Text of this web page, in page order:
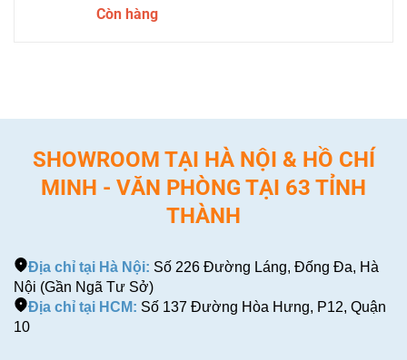
Còn hàng
SHOWROOM TẠI HÀ NỘI & HỒ CHÍ
MINH - VĂN PHÒNG TẠI 63 TỈNH
THÀNH
Địa chỉ tại Hà Nội: Số 226 Đường Láng, Đống Đa, Hà
Nội (Gần Ngã Tư Sở)
Địa chỉ tại HCM: Số 137 Đường Hòa Hưng, P12, Quận
10